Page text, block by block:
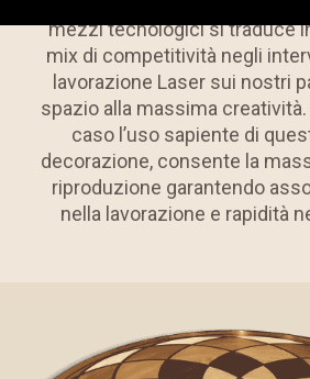
mezzi tecnologici si traduce
mix di competitività negli
lavorazione Laser sui nostri
spazio alla massima
caso l’uso sapiente di
decorazione, consente la
riproduzione garantendo
nella lavorazione e rapidità